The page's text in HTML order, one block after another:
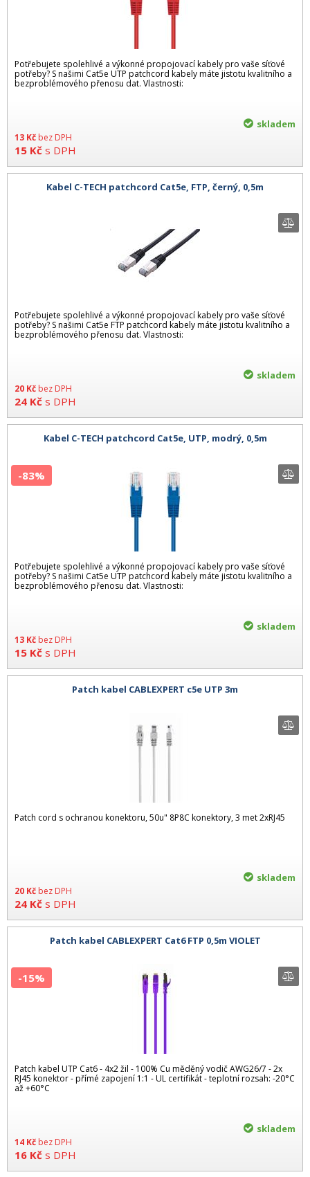
Potřebujete spolehlivé a výkonné propojovací kabely pro vaše síťové
potřeby? S našimi Cat5e UTP patchcord kabely máte jistotu kvalitního a
bezproblémového přenosu dat. Vlastnosti:
13 Kč bez DPH
15 Kč s DPH
skladem
Kabel C-TECH patchcord Cat5e, FTP, černý, 0,5m
Potřebujete spolehlivé a výkonné propojovací kabely pro vaše síťové
potřeby? S našimi Cat5e FTP patchcord kabely máte jistotu kvalitního a
bezproblémového přenosu dat. Vlastnosti:
20 Kč bez DPH
24 Kč s DPH
skladem
Kabel C-TECH patchcord Cat5e, UTP, modrý, 0,5m
Potřebujete spolehlivé a výkonné propojovací kabely pro vaše síťové
potřeby? S našimi Cat5e UTP patchcord kabely máte jistotu kvalitního a
bezproblémového přenosu dat. Vlastnosti:
13 Kč bez DPH
15 Kč s DPH
-83%
skladem
Patch kabel CABLEXPERT c5e UTP 3m
Patch cord s ochranou konektoru, 50u" 8P8C konektory, 3 met 2xRJ45
20 Kč bez DPH
24 Kč s DPH
skladem
Patch kabel CABLEXPERT Cat6 FTP 0,5m VIOLET
Patch kabel UTP Cat6 - 4x2 žil - 100% Cu měděný vodič AWG26/7 - 2x
RJ45 konektor - přímé zapojení 1:1 - UL certifikát - teplotní rozsah: -20°C
až +60°C
14 Kč bez DPH
16 Kč s DPH
-15%
skladem